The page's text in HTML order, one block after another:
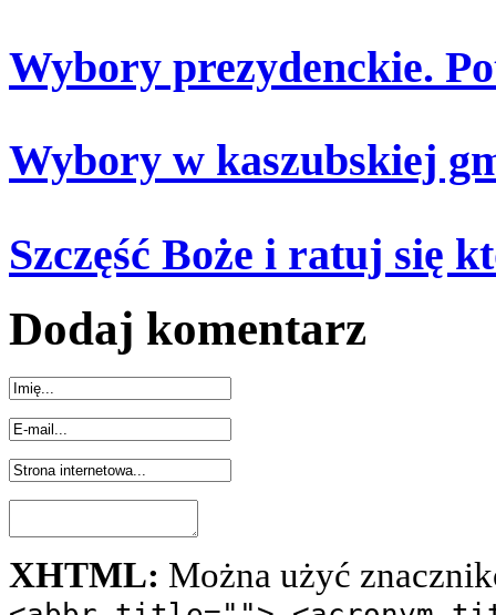
Wybory prezydenckie.
Wybory w kaszubskiej
Szczęść Boże i ratuj się
Dodaj komentarz
XHTML: Można użyć